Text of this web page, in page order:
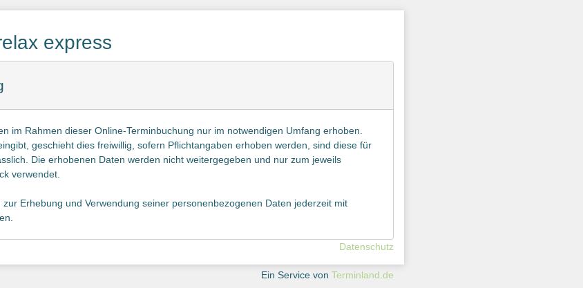
express
im Rahmen dieser Online-Terminbuchung nur im notwendigen Umfang erhoben.
geschieht dies freiwillig, sofern Pflichtangaben erhoben werden, sind diese für
Die erhobenen Daten werden nicht weitergegeben und nur zum jeweils
verwendet.
Erhebung und Verwendung seiner personenbezogenen Daten jederzeit mit
Datenschutz
Ein Service von Terminland.de